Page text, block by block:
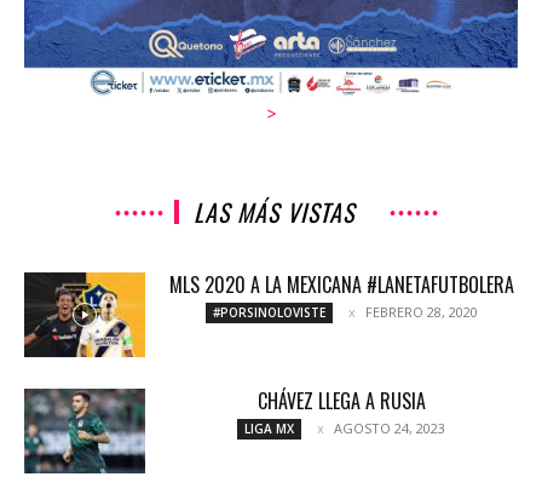
>
LAS MÁS VISTAS
MLS 2020 A LA MEXICANA #LANETAFUTBOLERA
#PORSINOLOVISTE FEBRERO 28, 2020
CHÁVEZ LLEGA A RUSIA
LIGA MX AGOSTO 24, 2023